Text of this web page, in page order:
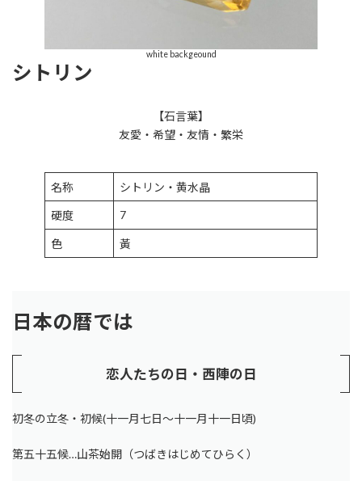
white backgeound
シトリン
【石言葉】
友愛・希望・友情・繁栄
名称 シトリン・黄水晶
硬度 7
色 黃
日本の暦では
恋人たちの日・西陣の日
初冬の立冬・初候(十一月七日～十一月十一日頃)
第五十五候…山茶始開（つばきはじめてひらく）